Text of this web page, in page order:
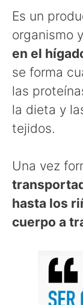
Es un
organismo y
en el
se forma
las
la dieta y
tejidos.
Una vez
hasta los
cuerpo a